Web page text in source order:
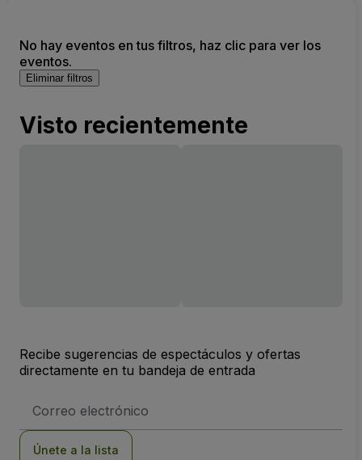
No hay eventos en tus filtros, haz clic para ver los
eventos.
Eliminar filtros
Visto recientemente
Recibe sugerencias de espectáculos y ofertas
directamente en tu bandeja de entrada
de
Únete a la lista